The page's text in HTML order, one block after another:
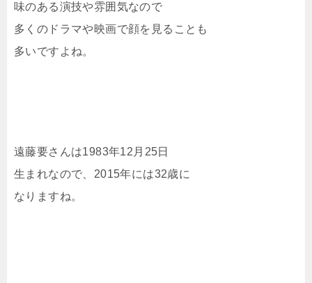
味のある演技や雰囲気なので
多くのドラマや映画で顔を見ることも
多いですよね。
遠藤要さんは1983年12月25日
生まれなので、2015年には32歳に
なりますね。